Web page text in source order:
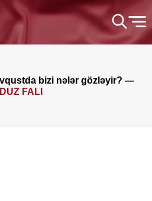
bizi nələr gözləyir? —
FALI